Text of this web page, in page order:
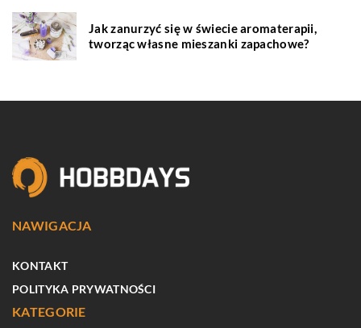
Jak zanurzyć się w świecie aromaterapii,
tworząc własne mieszanki zapachowe?
NAWIGACJA
KONTAKT
POLITYKA PRYWATNOŚCI
KATEGORIE